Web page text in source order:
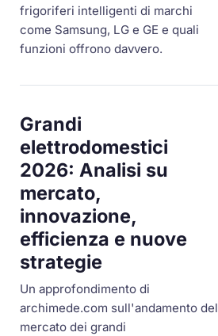
frigoriferi intelligenti di marchi
come Samsung, LG e GE e quali
funzioni offrono davvero.
Grandi
elettrodomestici
2026: Analisi su
mercato,
innovazione,
efficienza e nuove
strategie
Un approfondimento di
archimede.com sull'andamento del
mercato dei grandi